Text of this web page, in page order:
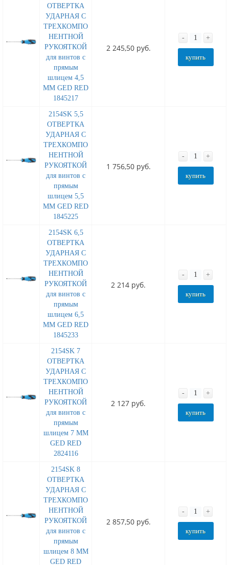
ОТВЕРТКА
УДАРНАЯ С
ТРЕХКОМПО
НЕНТНОЙ
РУКОЯТКОЙ
для винтов с
прямым
шлицем 4,5
MM GED RED
1845217
2 245,50 руб.
- +
купить
2154SK 5,5
ОТВЕРТКА
УДАРНАЯ С
ТРЕХКОМПО
НЕНТНОЙ
РУКОЯТКОЙ
для винтов с
прямым
шлицем 5,5
MM GED RED
1845225
1 756,50 руб.
- +
купить
2154SK 6,5
ОТВЕРТКА
УДАРНАЯ С
ТРЕХКОМПО
НЕНТНОЙ
РУКОЯТКОЙ
для винтов с
прямым
шлицем 6,5
MM GED RED
1845233
2 214 руб.
- +
купить
2154SK 7
ОТВЕРТКА
УДАРНАЯ С
ТРЕХКОМПО
НЕНТНОЙ
РУКОЯТКОЙ
для винтов с
прямым
шлицем 7 MM
GED RED
2824116
2 127 руб.
- +
купить
2154SK 8
ОТВЕРТКА
УДАРНАЯ С
ТРЕХКОМПО
НЕНТНОЙ
РУКОЯТКОЙ
для винтов с
прямым
шлицем 8 MM
GED RED
2 857,50 руб.
- +
купить